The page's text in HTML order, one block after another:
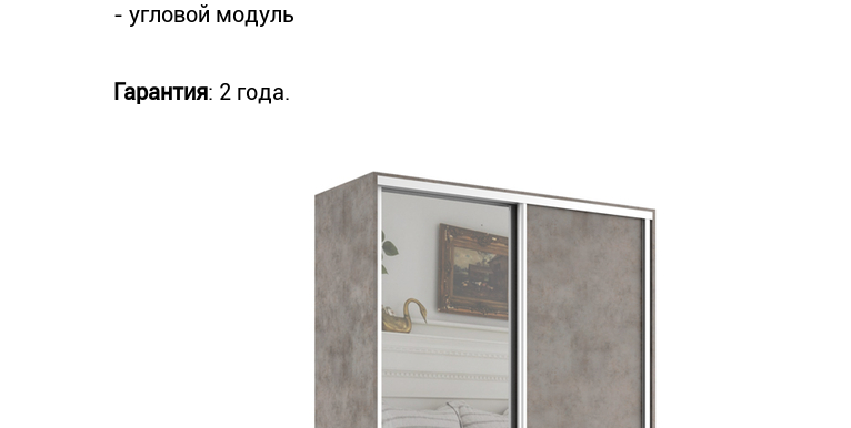
- угловой модуль
Гарантия: 2 года.